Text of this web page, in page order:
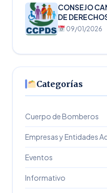
CONSEJO
DE
09/01/2026
Categorías
Cuerpo de Bomberos
Empresas y Entidades
Eventos
Informativo